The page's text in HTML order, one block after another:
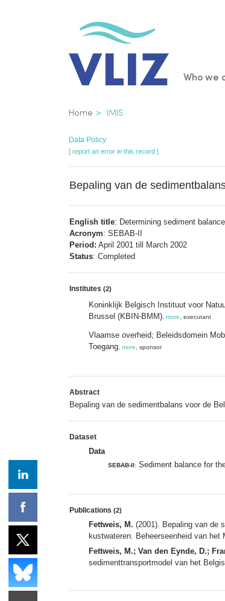
Who we
Breadcrumb
Home IMIS
Data Policy
[ report an error in this record ]
Bepaling van de
English title: Determining sediment
Acronym: SEBAB-II
Period: April 2001 till March 2002
Status: Completed
Institutes (2)
Koninklijk Belgisch Instituut voor
Brussel (KBIN-BMM) more , executant
Vlaamse overheid; Beleidsdomein
Toegang more , sponsor
Abstract
Bepaling van de sedimentbalans voor de
Dataset
Data
SEBAB-II: Sediment balance for
Publications (2)
Fettweis, M. (2001). Bepaling van de
kustwateren. Beheerseenheid van
Fettweis, M.; Van den Eynde, D.;
sedimenttransportmodel van het